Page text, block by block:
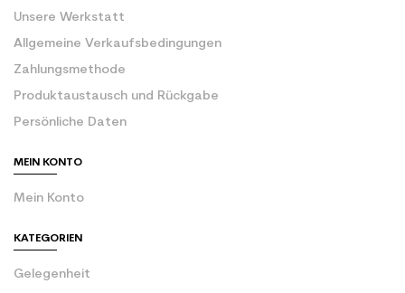
Unsere Werkstatt
Allgemeine Verkaufsbedingungen
Zahlungsmethode
Produktaustausch und Rückgabe
Persönliche Daten
MEIN KONTO
Mein Konto
KATEGORIEN
Gelegenheit